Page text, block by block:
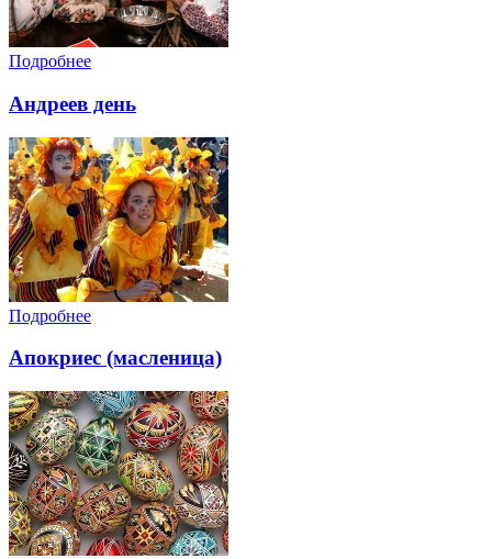
Подробнее
Андреев день
Подробнее
Апокриес (масленица)